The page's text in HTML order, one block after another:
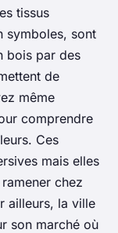
tissus
symboles, sont
bois par des
de
même
comprendre
Ces
mais elles
chez
ailleurs, la ville
son marché où